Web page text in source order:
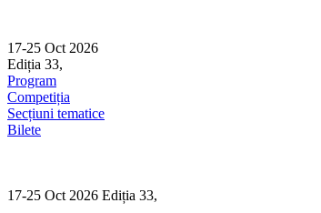
content
17-25 Oct 2026
Ediția 33,
Program
Competiția
Secțiuni tematice
Bilete
17-25 Oct 2026 Ediția 33,